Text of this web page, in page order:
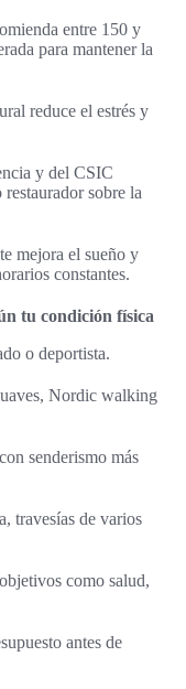
entre 150 y
para mantener la
reduce el estrés y
y del CSIC
sobre la
mejora el sueño y
constantes.
tu condición física
o deportista.
Nordic walking
senderismo más
travesías de varios
como salud,
antes de